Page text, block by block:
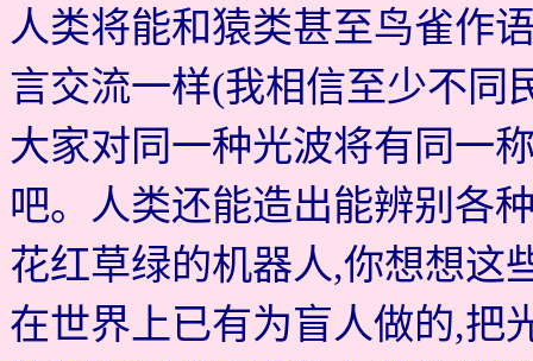
人类将能和猿类甚至鸟雀作
言交流一样(我相信至少不同
大家对同一种光波将有同一
吧。人类还能造出能辨别各
花红草绿的机器人,你想想这
在世界上已有为盲人做的,把